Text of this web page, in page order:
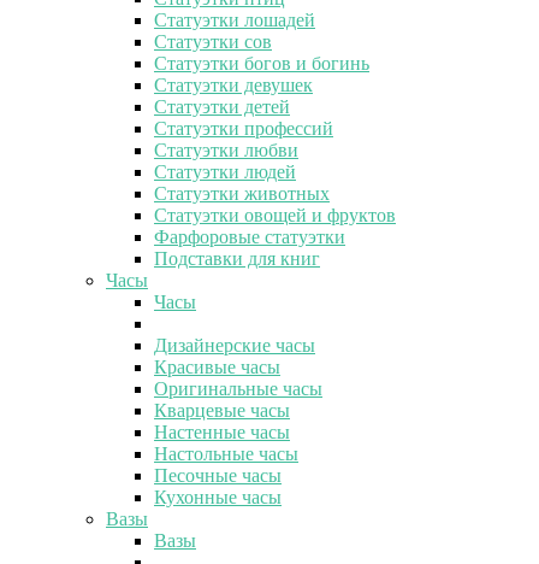
Статуэтки лошадей
Статуэтки сов
Статуэтки богов и богинь
Статуэтки девушек
Статуэтки детей
Статуэтки профессий
Статуэтки любви
Статуэтки людей
Статуэтки животных
Статуэтки овощей и фруктов
Фарфоровые статуэтки
Подставки для книг
Часы
Часы
Дизайнерские часы
Красивые часы
Оригинальные часы
Кварцевые часы
Настенные часы
Настольные часы
Песочные часы
Кухонные часы
Вазы
Вазы